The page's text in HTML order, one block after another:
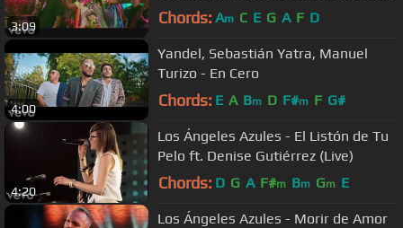
3:09
Mix)
Chords: Am C E G A F D
4:00
Yandel, Sebastián Yatra, Manuel
Turizo - En Cero
Chords: E A Bm D F#m F G#
4:20
Los Ángeles Azules - El Listón de Tu
Pelo ft. Denise Gutiérrez (Live)
Chords: D G A F#m Bm Gm E
Los Ángeles Azules - Morir de Amor